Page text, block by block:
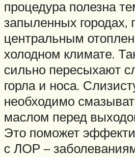
процедура полезна
запыленных городах,
центральным
холодном климате.
сильно пересыхают
горла и носа.
необходимо
маслом перед
Это поможет
с ЛОР –